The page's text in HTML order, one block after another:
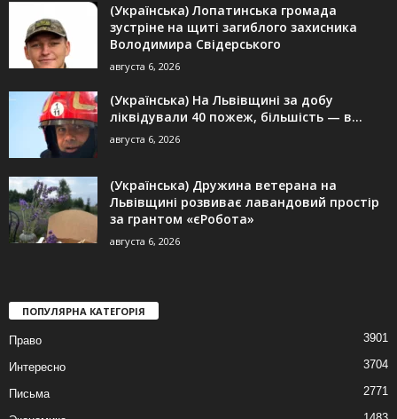
(Українська) Лопатинська громада
зустріне на щиті загиблого захисника
Володимира Свідерського
августа 6, 2026
(Українська) На Львівщині за добу
ліквідували 40 пожеж, більшість — в...
августа 6, 2026
(Українська) Дружина ветерана на
Львівщині розвиває лавандовий простір
за грантом «єРобота»
августа 6, 2026
ПОПУЛЯРНА КАТЕГОРІЯ
Право 3901
Интересно 3704
Письма 2771